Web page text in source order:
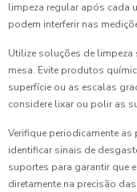
limpeza regular após cada
podem interferir nas
Utilize soluções de limpeza
mesa. Evite produtos
superfície ou as escalas
considere lixar ou polir as
Verifique periodicamente
identificar sinais de
suportes para garantir que
diretamente na precisão